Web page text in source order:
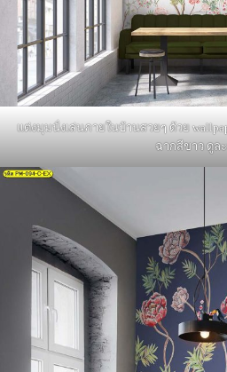
แต่งมุมนั่งเล่นภายในบ้านสวยๆ ด้วย
ฉากสีขาว ดูล